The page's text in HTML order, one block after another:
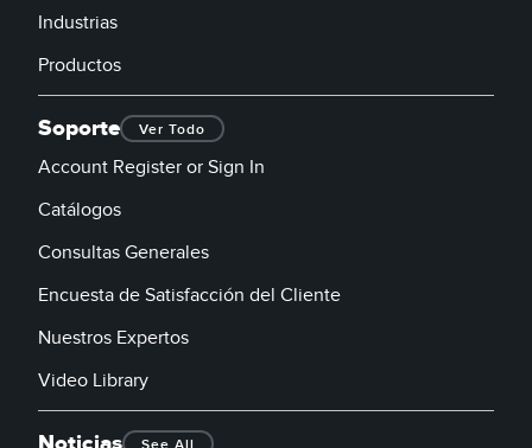
Industrias
Productos
Soporte Ver Todo
Account Register or Sign In
Catálogos
Consultas Generales
Encuesta de Satisfacción del Cliente
Nuestros Expertos
Video Library